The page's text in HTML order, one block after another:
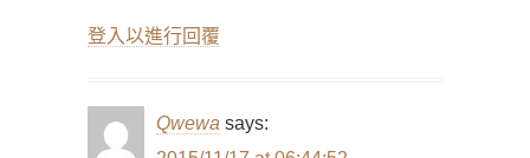
登入以進行回覆
Qwewa says: